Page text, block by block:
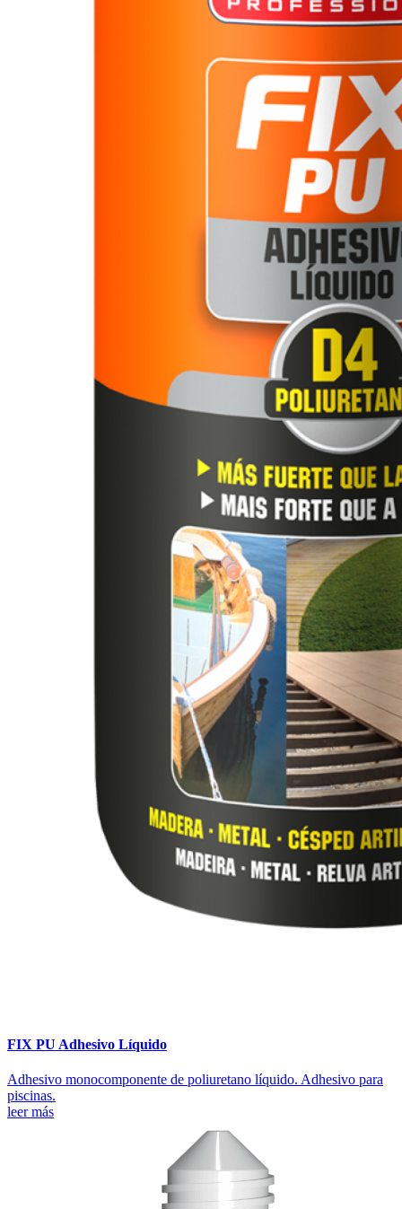
FIX PU Adhesivo Líquido
Adhesivo monocomponente de poliuretano líquido. Adhesivo para
piscinas.
leer más